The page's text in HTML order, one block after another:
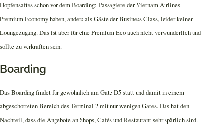
Hopfensaftes schon vor dem Boarding: Passagiere der Vietnam Airlines
Premium Economy haben, anders als Gäste der Business Class, leider keinen
Loungezugang. Das ist aber für eine Premium Eco auch nicht verwunderlich und
sollte zu verkraften sein.
Boarding
Das Boarding findet für gewöhnlich am Gate D5 statt und damit in einem
abgeschotteten Bereich des Terminal 2 mit nur wenigen Gates. Das hat den
Nachteil, dass die Angebote an Shops, Cafés und Restaurant sehr spärlich sind.